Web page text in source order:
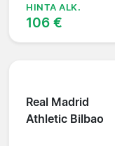
HINTA ALK.
106 €
Real Madrid
Athletic Bilbao